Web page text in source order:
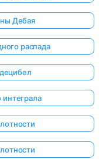
Дебая
распада
интеграла